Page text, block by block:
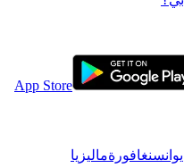
App Store
سنغافورةماليزيا